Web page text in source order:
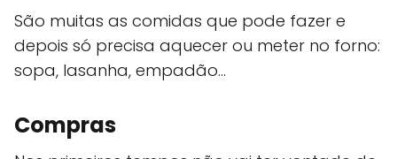
São muitas as comidas que pode fazer e
depois só precisa aquecer ou meter no forno:
sopa, lasanha, empadão…
Compras